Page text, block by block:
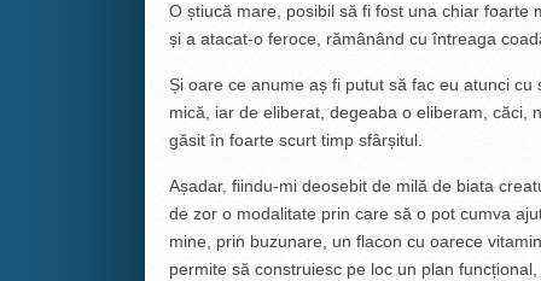
O știucă mare, posibil să fi fost una chiar
și a atacat-o feroce, rămânând cu întreaga
Și oare ce anume aș fi putut să fac eu atunci
mică, iar de eliberat, degeaba o eliberam, căci,
găsit în foarte scurt timp sfârșitul.
Așadar, fiindu-mi deosebit de milă de biata
de zor o modalitate prin care să o pot cumva
mine, prin buzunare, un flacon cu oarece
permite să construiesc pe loc un plan